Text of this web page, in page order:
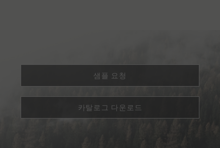
샘플 요청
카탈로그 다운로드